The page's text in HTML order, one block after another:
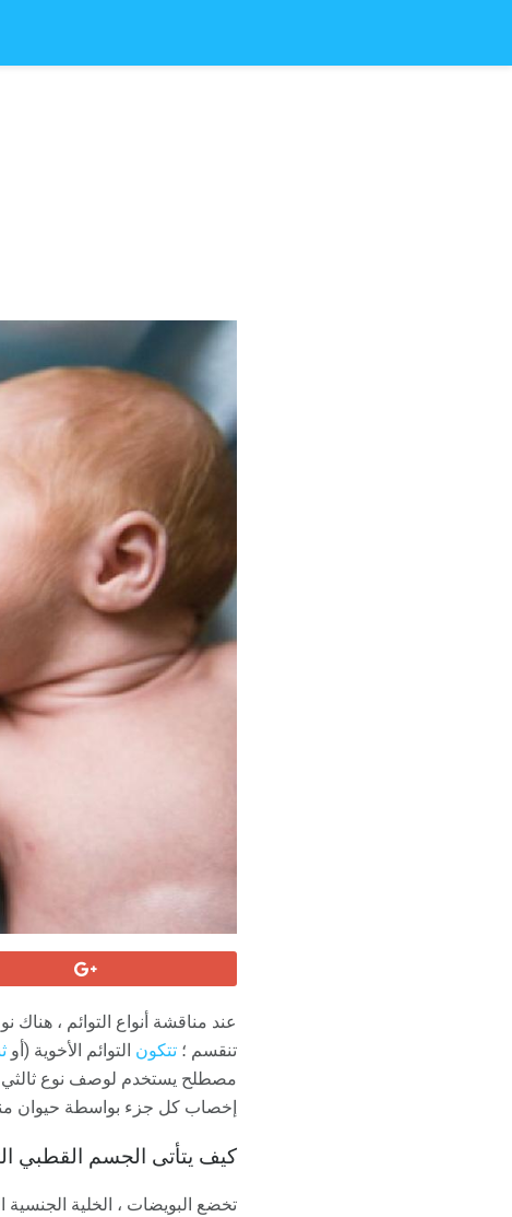
عند مناقشة أنواع التوائم ، هناك
تنقسم ؛ تتكون التوائم الأخوية (أو
مصطلح يستخدم لوصف نوع ثالثي
إخصاب كل جزء بواسطة حيوان
كيف يتأتى الجسم القطبي
تخضع البويضات ، الخلية الجنسية